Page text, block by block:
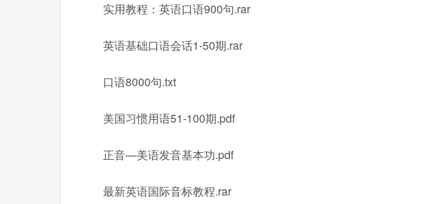
实用教程：英语口语900句.rar
英语基础口语会话1-50期.rar
口语8000句.txt
美国习惯用语51-100期.pdf
正音—美语发音基本功.pdf
最新英语国际音标教程.rar